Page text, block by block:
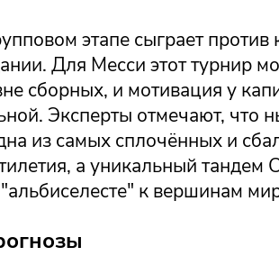
этапе сыграет
Для Месси этот турнир
сборных, и мотивация у
Эксперты отмечают, что
из самых сплочённых и
а уникальный
к вершинам